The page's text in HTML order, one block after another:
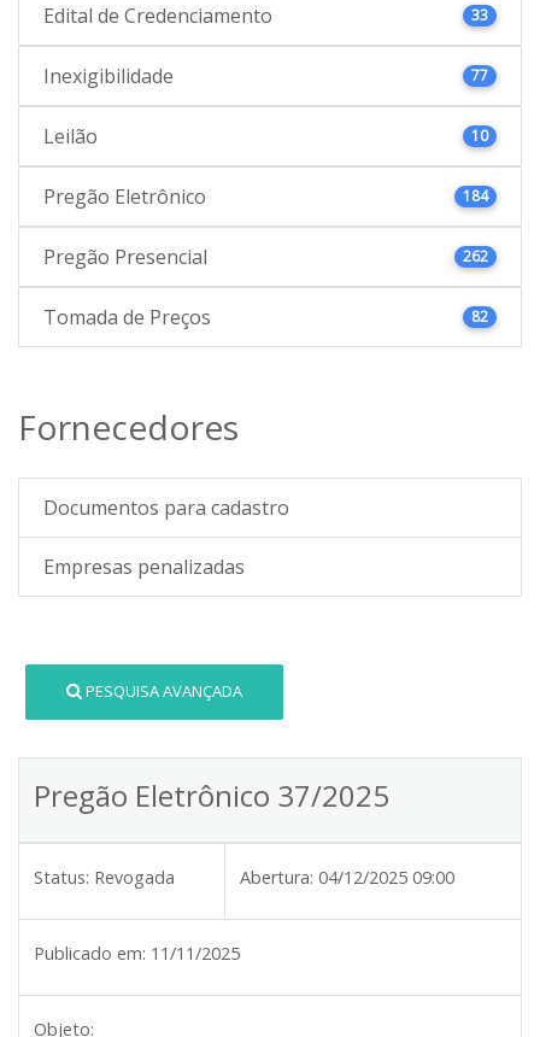
Edital de Credenciamento 33
Inexigibilidade 77
Leilão 10
Pregão Eletrônico 184
Pregão Presencial 262
Tomada de Preços 82
Fornecedores
Documentos para cadastro
Empresas penalizadas
PESQUISA AVANÇADA
Pregão Eletrônico 37/2025
Status: Revogada Abertura: 04/12/2025 09:00
Publicado em: 11/11/2025
Objeto: